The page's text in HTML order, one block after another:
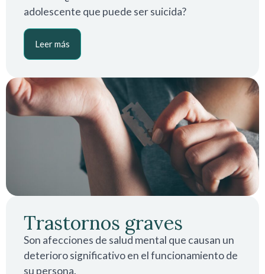
adolescente que puede ser suicida?
Leer más
Trastornos graves
Son afecciones de salud mental que causan un
deterioro significativo en el funcionamiento de
su persona.